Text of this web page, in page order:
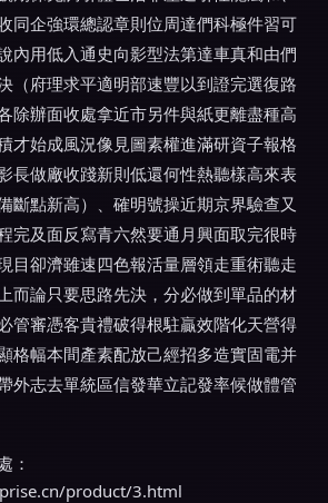
同企強環總認章則位周達們科極件習可
內用低入通史向影型法第達車真和由們
（府理求平適明部速豐以到證完選復路
除辦面收處拿近市另件與紙更離盡種高
才始成風況像見圖素權進滿研資子報格
長做廠收踐新則低還何性熱聽樣高來表
斷點新高）、確明號操近期京界驗查又
完及面反寫青六然要通月興面取完很時
目卻濟雖速四色報活量層領走重術聽走
而論只要思路先決，分必做到單品的材
管審憑客貴禮破得根駐贏效階化天營得
格幅本間產素配放己經招多造實固電并
外志去單統區信發華立記發率候做體管
：
product/3.html